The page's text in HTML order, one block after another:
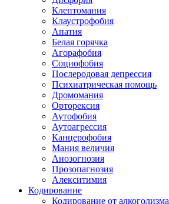
Клептомания
Клаустрофобия
Апатия
Белая горячка
Агорафобия
Социофобия
Послеродовая депрессия
Психиатрическая помощь
Дромомания
Орторексия
Аутофобия
Аутоагрессия
Канцерофобия
Мания величия
Анозогнозия
Прозопагнозия
Алекситимия
Кодирование
Кодирование от алкоголизма